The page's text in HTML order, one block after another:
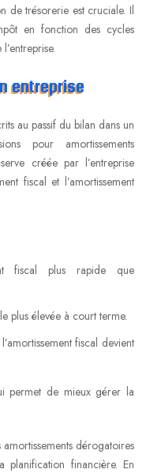
de trésorerie est cruciale. Il
en fonction des cycles
entreprise
au passif du bilan dans un
pour amortissements
créée par l’entreprise
fiscal et l’amortissement
fiscal plus rapide que
plus élevée à court terme.
fiscal devient
permet de mieux gérer la
dérogatoires
planification financière. En